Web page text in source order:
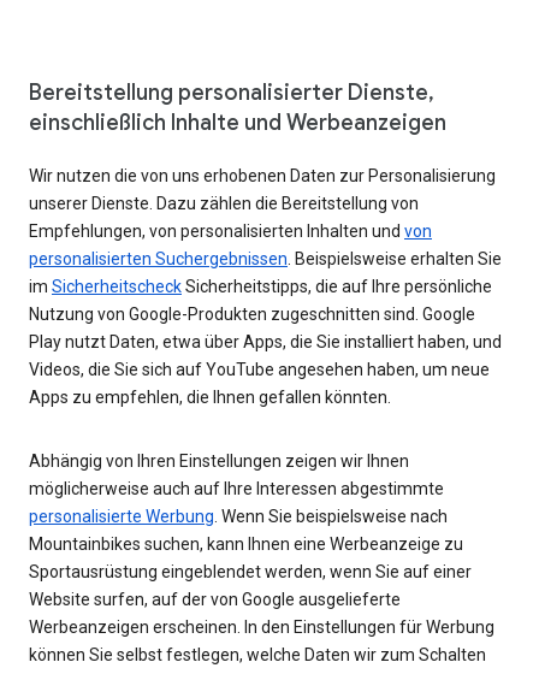
Bereitstellung personalisierter Dienste,
einschließlich Inhalte und Werbeanzeigen
Wir nutzen die von uns erhobenen Daten zur Personalisierung
unserer Dienste. Dazu zählen die Bereitstellung von
Empfehlungen, von personalisierten Inhalten und von
personalisierten Suchergebnissen . Beispielsweise erhalten Sie
im SicherheitscheckSicherheitstipps, die auf Ihre persönliche
Nutzung von Google-Produkten zugeschnitten sind. Google
Play nutzt Daten, etwa über Apps, die Sie installiert haben, und
Videos, die Sie sich auf YouTube angesehen haben, um neue
Apps zu empfehlen, die Ihnen gefallen könnten.
Abhängig von Ihren Einstellungen zeigen wir Ihnen
möglicherweise auch auf Ihre Interessen abgestimmte
personalisierte Werbung . Wenn Sie beispielsweise nach
Mountainbikes suchen, kann Ihnen eine Werbeanzeige zu
Sportausrüstung eingeblendet werden, wenn Sie auf einer
Website surfen, auf der von Google ausgelieferte
Werbeanzeigen erscheinen. In den Einstellungen für Werbung
können Sie selbst festlegen, welche Daten wir zum Schalten